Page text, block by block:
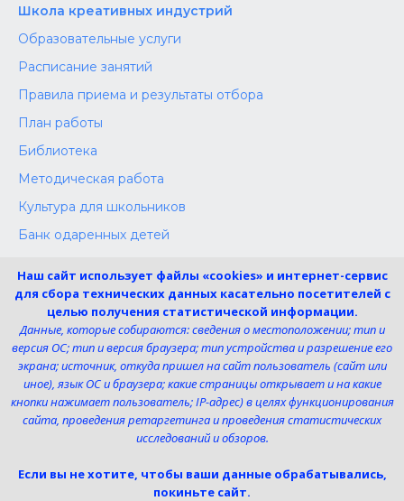
Школа креативных индустрий
Образовательные услуги
Расписание занятий
Правила приема и результаты отбора
План работы
Библиотека
Методическая работа
Культура для школьников
Банк одаренных детей
Независимая оценка
Меры поддержки участников СВО
Телефон:
8 (4725) 240725
Электронная почта:
uk-dshi1@belgov.ru
Наш сайт использует файлы «cookies» и интернет-сервис
для сбора технических данных касательно посетителей с
целью получения статистической информации.
Данные, которые собираются: сведения о местоположении; тип и
версия ОС; тип и версия браузера; тип устройства и разрешение его
экрана; источник, откуда пришел на сайт пользователь (сайт или
иное), язык ОС и браузера; какие страницы открывает и на какие
кнопки нажимает пользователь; IP-адрес) в целях функционирования
сайта, проведения ретаргетинга и проведения статистических
исследований и обзоров.
Если вы не хотите, чтобы ваши данные обрабатывались,
покиньте сайт.